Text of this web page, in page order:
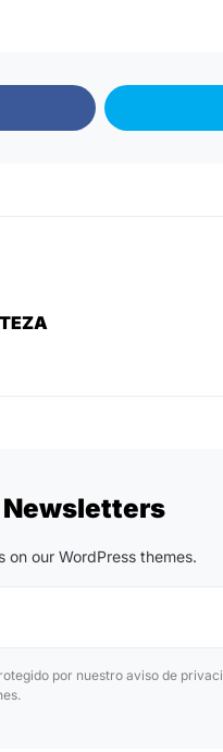
Newsletters
our WordPress themes.
por nuestro aviso de